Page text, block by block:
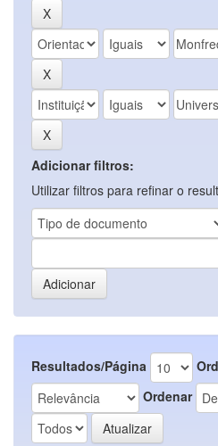
Adicionar filtros:
Utilizar filtros para refinar o
Resultados/Página
Ordenar